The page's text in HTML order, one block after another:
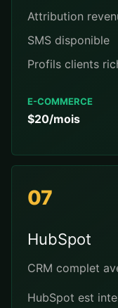
Attribution
SMS disponible
Profils clients
E-COMMERCE
$20/mois
07
HubSpot
CRM complet
HubSpot est